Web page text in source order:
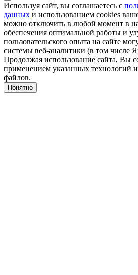
Используя сайт, вы соглашаетесь с
данных и использованием cookies
можно отключить в любой момент в
обеспечения оптимальной работы и
пользовательского опыта на сайте
системы веб-аналитики (в том числе
Продолжая использование сайта, Вы
применением указанных технологий
файлов.
Понятно